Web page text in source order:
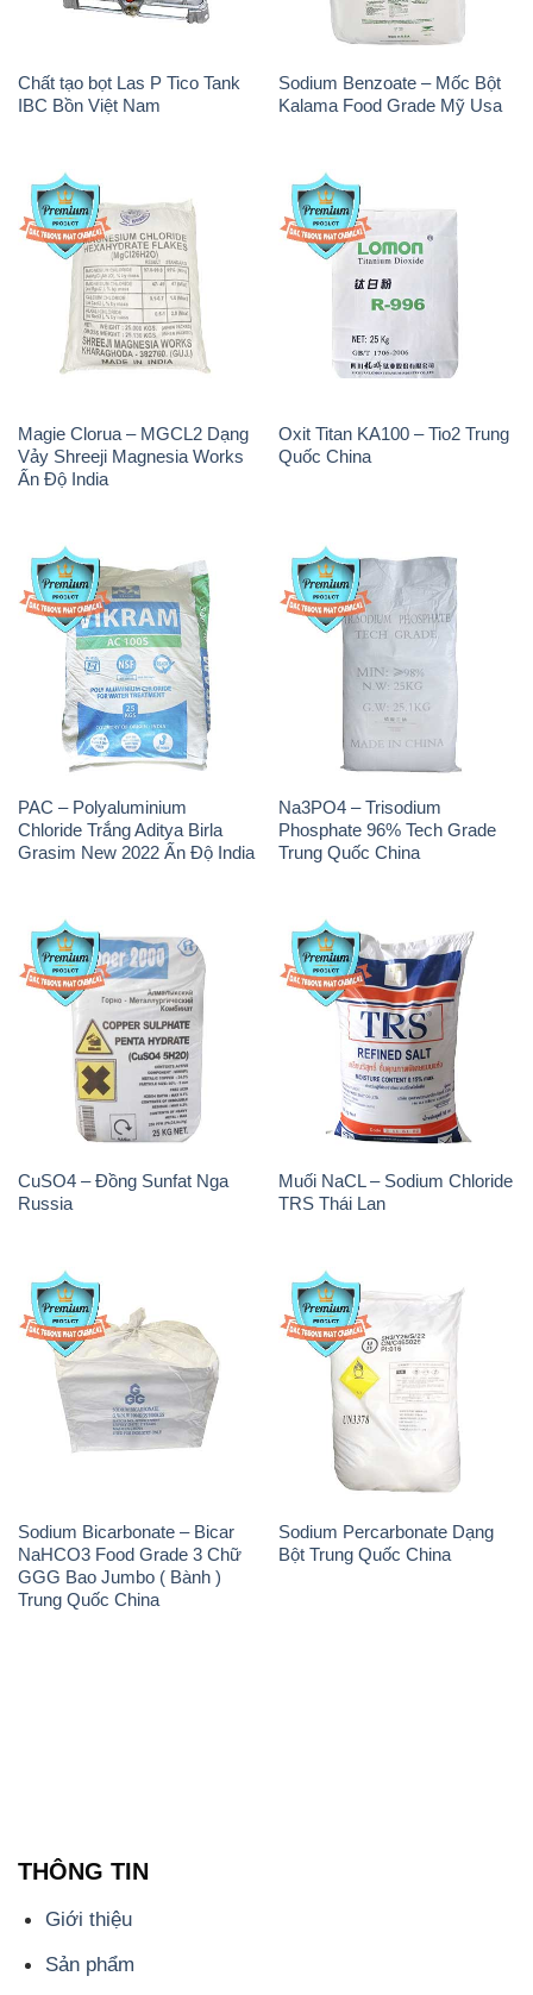
Chất tạo bọt Las P Tico Tank
IBC Bồn Việt Nam
Sodium Benzoate – Mốc Bột
Kalama Food Grade Mỹ Usa
Magie Clorua – MGCL2 Dạng
Vảy Shreeji Magnesia Works
Ấn Độ India
Oxit Titan KA100 – Tio2 Trung
Quốc China
PAC – Polyaluminium
Chloride Trắng Aditya Birla
Grasim New 2022 Ấn Độ India
Na3PO4 – Trisodium
Phosphate 96% Tech Grade
Trung Quốc China
CuSO4 – Đồng Sunfat Nga
Russia
Muối NaCL – Sodium Chloride
TRS Thái Lan
Sodium Bicarbonate – Bicar
NaHCO3 Food Grade 3 Chữ
GGG Bao Jumbo ( Bành )
Trung Quốc China
Sodium Percarbonate Dạng
Bột Trung Quốc China
THÔNG TIN
Giới thiệu
Sản phẩm